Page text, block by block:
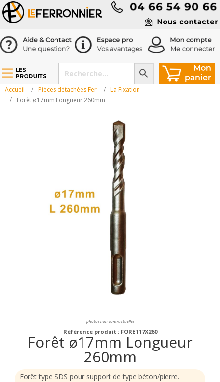
Accueil Pièces détachées Fer
La Fixation
Forêt ø17mm Longueur 260mm
photos non contractuelles
Référence produit : FORET17X260
Forêt ø17mm Longueur
260mm
Forêt type SDS pour support de type béton/pierre.